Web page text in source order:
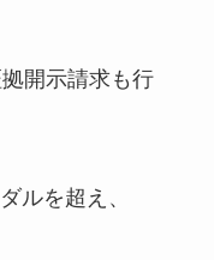
開示請求も行
ルを超え、